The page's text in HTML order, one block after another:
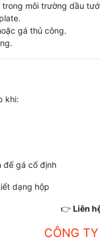
môi trường dầu
gá thủ công.
khi:
đế gá cố định
dạng hộp
👉 Liên
CÔNG